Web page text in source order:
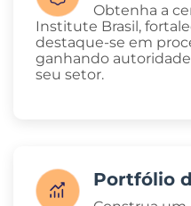
Obtenha a
Institute Brasil,
destaque-se em
ganhando
seu setor.
Portfólio